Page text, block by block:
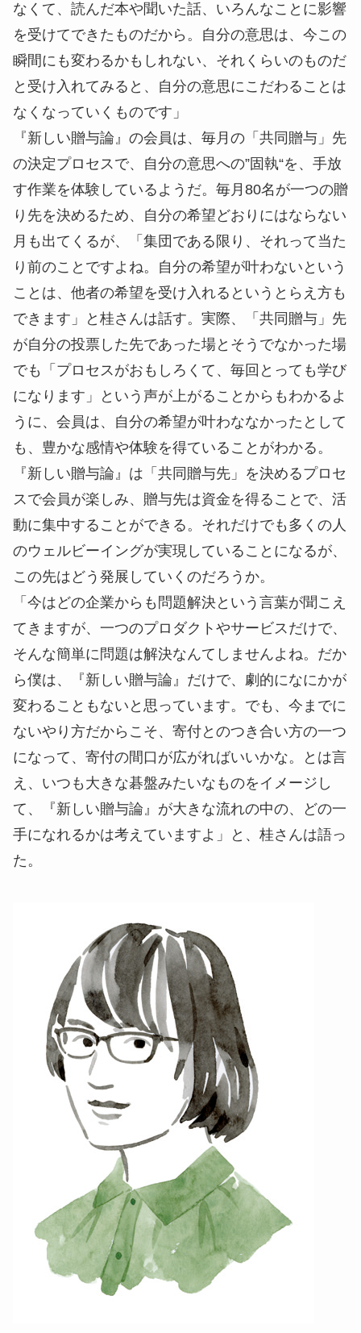
なくて、読んだ本や聞いた話、いろんなことに影響
を受けてできたものだから。自分の意思は、今この
瞬間にも変わるかもしれない、それくらいのものだ
と受け入れてみると、自分の意思にこだわることは
なくなっていくものです」
『新しい贈与論』の会員は、毎月の「共同贈与」先
の決定プロセスで、自分の意思への”固執“を、手放
す作業を体験しているようだ。毎月80名が一つの贈
り先を決めるため、自分の希望どおりにはならない
月も出てくるが、「集団である限り、それって当た
り前のことですよね。自分の希望が叶わないという
ことは、他者の希望を受け入れるというとらえ方も
できます」と桂さんは話す。実際、「共同贈与」先
が自分の投票した先であった場とそうでなかった場
でも「プロセスがおもしろくて、毎回とっても学び
になります」という声が上がることからもわかるよ
うに、会員は、自分の希望が叶わななかったとして
も、豊かな感情や体験を得ていることがわかる。
『新しい贈与論』は「共同贈与先」を決めるプロセ
スで会員が楽しみ、贈与先は資金を得ることで、活
動に集中することができる。それだけでも多くの人
のウェルビーイングが実現していることになるが、
この先はどう発展していくのだろうか。
「今はどの企業からも問題解決という言葉が聞こえ
てきますが、一つのプロダクトやサービスだけで、
そんな簡単に問題は解決なんてしませんよね。だか
ら僕は、『新しい贈与論』だけで、劇的になにかが
変わることもないと思っています。でも、今までに
ないやり方だからこそ、寄付とのつき合い方の一つ
になって、寄付の間口が広がればいいかな。とは言
え、いつも大きな碁盤みたいなものをイメージし
て、『新しい贈与論』が大きな流れの中の、どの一
手になれるかは考えていますよ」と、桂さんは語っ
た。